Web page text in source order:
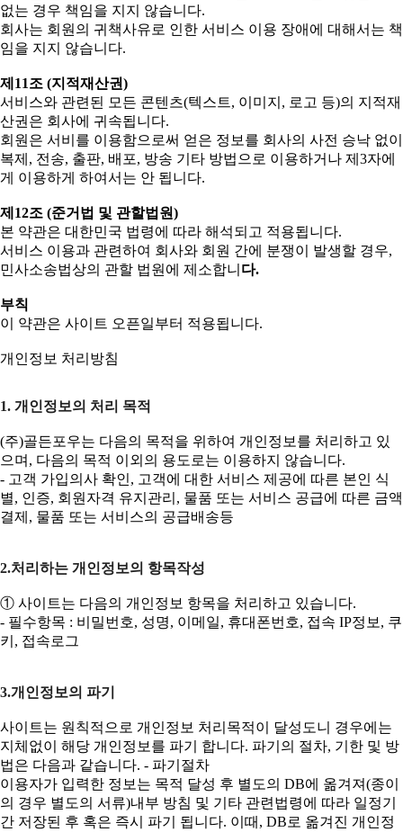
없는 경우 책임을 지지 않습니다.
회사는 회원의 귀책사유로 인한 서비스 이용 장애에 대해서는 책
임을 지지 않습니다.
제11조 (지적재산권)
서비스와 관련된 모든 콘텐츠(텍스트, 이미지, 로고 등)의 지적재
산권은 회사에 귀속됩니다.
회원은 서비를 이용함으로써 얻은 정보를 회사의 사전 승낙 없이
복제, 전송, 출판, 배포, 방송 기타 방법으로 이용하거나 제3자에
게 이용하게 하여서는 안 됩니다.
제12조 (준거법 및 관할법원)
본 약관은 대한민국 법령에 따라 해석되고 적용됩니다.
서비스 이용과 관련하여 회사와 회원 간에 분쟁이 발생할 경우,
민사소송법상의 관할 법원에 제소합니 다.
부칙
이 약관은 사이트 오픈일부터 적용됩니다.
개인정보 처리방침
1. 개인정보의 처리 목적
(주)골든포우는 다음의 목적을 위하여 개인정보를 처리하고 있
으며, 다음의 목적 이외의 용도로는 이용하지 않습니다.
- 고객 가입의사 확인, 고객에 대한 서비스 제공에 따른 본인 식
별, 인증, 회원자격 유지관리, 물품 또는 서비스 공급에 따른 금액
결제, 물품 또는 서비스의 공급배송등
2.처리하는 개인정보의 항목작성
① 사이트는 다음의 개인정보 항목을 처리하고 있습니다.
- 필수항목 : 비밀번호, 성명, 이메일, 휴대폰번호, 접속 IP정보, 쿠
키, 접속로그
3.개인정보의 파기
사이트는 원칙적으로 개인정보 처리목적이 달성도니 경우에는
지체없이 해당 개인정보를 파기 합니다. 파기의 절차, 기한 및 방
법은 다음과 같습니다. - 파기절차
이용자가 입력한 정보는 목적 달성 후 별도의 DB에 옮겨져(종이
의 경우 별도의 서류)내부 방침 및 기타 관련법령에 따라 일정기
간 저장된 후 혹은 즉시 파기 됩니다. 이때, DB로 옮겨진 개인정